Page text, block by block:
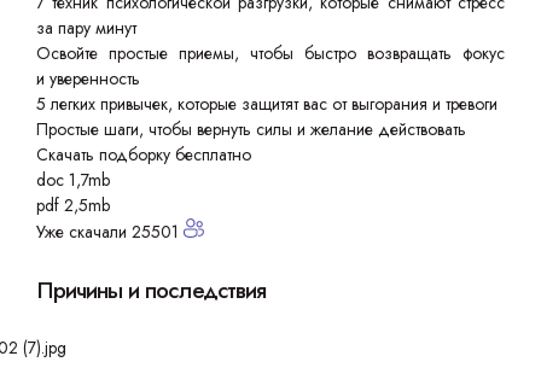
за пару минут
Освойте простые приемы, чтобы быстро возвращать фокус
и уверенность
5 легких привычек, которые защитят вас от выгорания и тревоги
Простые шаги, чтобы вернуть силы и желание действовать
Скачать подборку бесплатно
doc 1,7mb
pdf 2,5mb
Уже скачали 25501
Причины и последствия